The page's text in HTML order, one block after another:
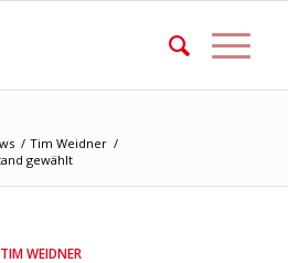
/ Tim Weidner /
gewählt
TIM WEIDNER